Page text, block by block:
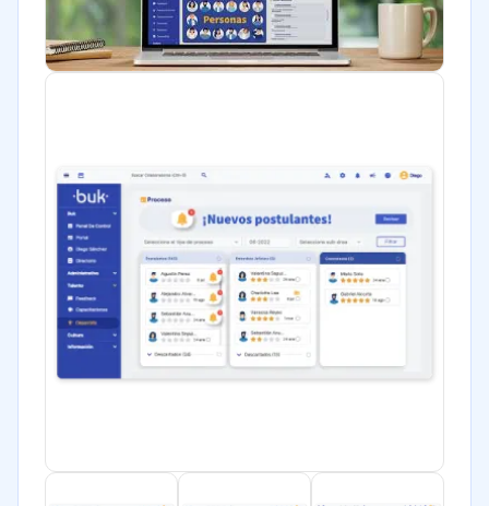
Software / TI
Telecomunicaciones
Manufactura
ONG
Gobierno
Transporte y logística
Marketing y Comunicación
Automotriz